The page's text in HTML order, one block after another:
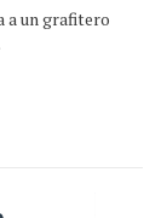
a un grafitero